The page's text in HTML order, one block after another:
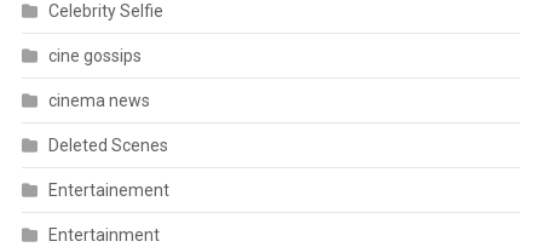
Celebrity Selfie
cine gossips
cinema news
Deleted Scenes
Entertainement
Entertainment